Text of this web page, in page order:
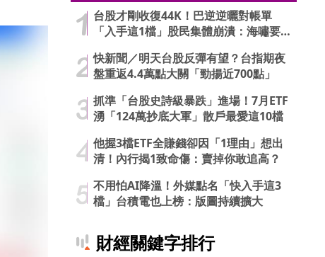
台股才剛收復44K！巴逆逆曬對帳單
「入手這1檔」股民集體崩潰：海嘯要
快新聞／明天台股反彈有望？台指期夜
盤重返4.4萬點大關「勁揚近700點」
抓準「台股史詩級暴跌」進場！7月ETF
湧「124萬抄底大軍」散戶最愛這10檔
他握3檔ETF全賺錢卻因「1理由」想出
清！內行揭1致命傷：賣掉你敢追高？
不用怕AI降溫！外媒點名「快入手這3
檔」台積電也上榜：版圖持續擴大
財經關鍵字排行